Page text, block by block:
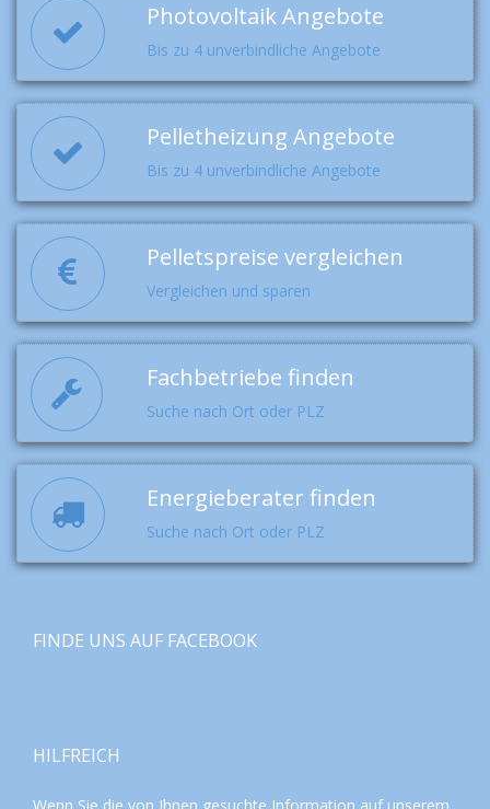
Photovoltaik Angebote
Bis zu 4 unverbindliche Angebote
Pelletheizung Angebote
Bis zu 4 unverbindliche Angebote
Pelletspreise vergleichen
Vergleichen und sparen
Fachbetriebe finden
Suche nach Ort oder PLZ
Energieberater finden
Suche nach Ort oder PLZ
FINDE UNS AUF FACEBOOK
HILFREICH